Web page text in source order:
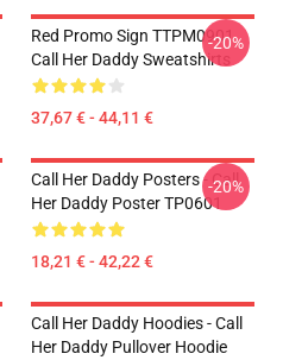
Red Promo Sign TTPM0901
Call Her Daddy Sweatshirts
37,67 € - 44,11 €
-20%
Call Her Daddy Posters - Call
Her Daddy Poster TP0601
18,21 € - 42,22 €
-20%
Call Her Daddy Hoodies - Call
Her Daddy Pullover Hoodie